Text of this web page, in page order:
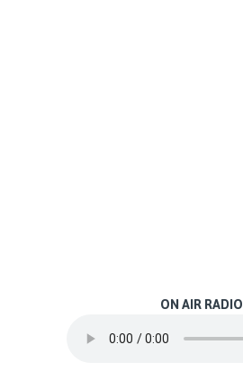
ON AIR RADIO